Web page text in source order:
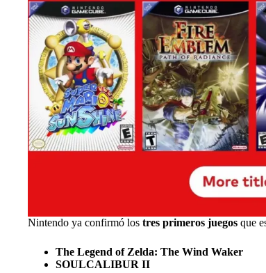
Nintendo ya confirmó los tres primeros juegos que
The Legend of Zelda: The Wind Waker
SOULCALIBUR II